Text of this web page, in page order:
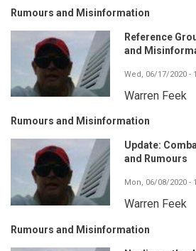
Rumours and Misinformation
Reference
and
Wed, 06/17/2020 -
Warren Feek
Rumours and Misinformation
Update:
and Rumours
Mon, 06/08/2020 -
Warren Feek
Rumours and Misinformation